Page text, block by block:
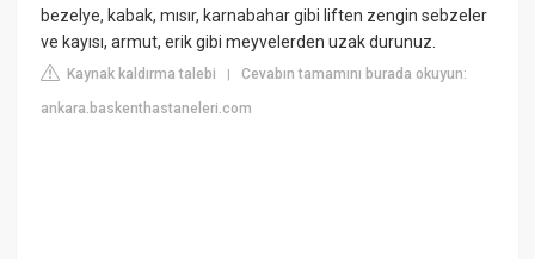
bezelye, kabak, mısır, karnabahar gibi liften zengin sebzeler
ve kayısı, armut, erik gibi meyvelerden uzak durunuz.
Kaynak kaldırma talebi |Cevabın tamamını burada okuyun:
ankara.baskenthastaneleri.com